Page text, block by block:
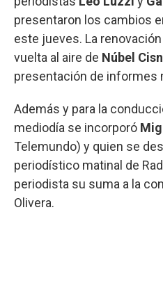
presentaron los cambios
este jueves. La
vuelta al aire de Núbel
presentación de informes
Además y para la
mediodía se incorporó
Telemundo) y quien se
periodístico matinal de
periodista su suma a la
Olivera.